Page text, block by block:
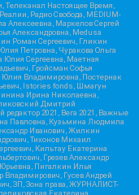
Настоящее Время,
Радио Свобода, MEDIUM-
Алексеевна, Маркелов Сергей
Александровна, Medusa
Роман Сергеевич, Гликин
Петровна, Чуракова Ольга
Сергеевна, Маетная
Гройсман Софья
Владимировна, Постернак
Istories fonds, Шмагун
Ирина Николаевна,
Дмитрий
2021, Вега 2021, Важные
Павловна, Кузьмина Людмила
Иванович, Жилкин
Тихонов Михаил
Кильтау Екатерина
Грезев Александр
Пигалкин Илья
Владимирович, Гусев Андрей
ЗП, Зона права, ЖУРНАЛИСТ-
Екатерина